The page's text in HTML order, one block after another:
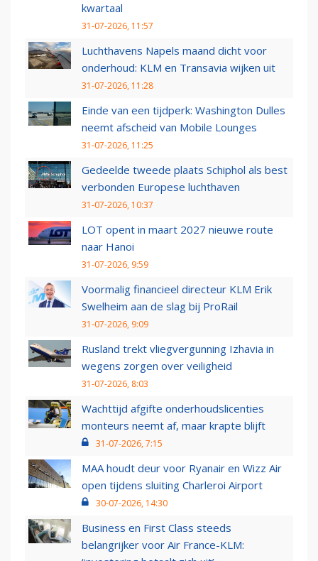
kwartaal
31-07-2026, 11:57
Luchthavens Napels maand dicht voor
onderhoud: KLM en Transavia wijken uit
31-07-2026, 11:28
Einde van een tijdperk: Washington Dulles
neemt afscheid van Mobile Lounges
31-07-2026, 11:25
Gedeelde tweede plaats Schiphol als best
verbonden Europese luchthaven
31-07-2026, 10:37
LOT opent in maart 2027 nieuwe route
naar Hanoi
31-07-2026, 9:59
Voormalig financieel directeur KLM Erik
Swelheim aan de slag bij ProRail
31-07-2026, 9:09
Rusland trekt vliegvergunning Izhavia in
wegens zorgen over veiligheid
31-07-2026, 8:03
Wachttijd afgifte onderhoudslicenties
monteurs neemt af, maar krapte blijft
31-07-2026, 7:15
MAA houdt deur voor Ryanair en Wizz Air
open tijdens sluiting Charleroi Airport
30-07-2026, 14:30
Business en First Class steeds
belangrijker voor Air France-KLM: